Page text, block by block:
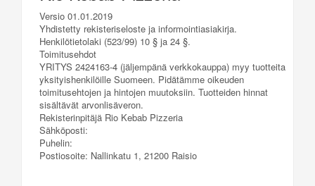
Versio 01.01.2019
Yhdistetty rekisteriseloste ja informointiasiakirja.
Henkilötietolaki (523/99) 10 § ja 24 §.
Toimitusehdot
YRITYS 2424163-4 (jäljempänä verkkokauppa) myy tuotteita
yksityishenkilöille Suomeen. Pidätämme oikeuden
toimitusehtojen ja hintojen muutoksiin. Tuotteiden hinnat
sisältävät arvonlisäveron.
Rekisterinpitäjä Rio Kebab Pizzeria
Sähköposti:
Puhelin:
Postiosoite: Nallinkatu 1, 21200 Raisio